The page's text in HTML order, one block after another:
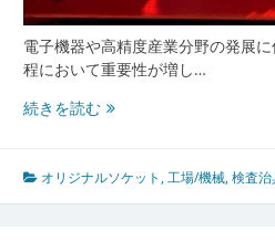
電子機器や高精度産業分野の発展
程において重要性が増し…
続きを読む電
器
検
オリジナルソケット ,工場/機械,検査治